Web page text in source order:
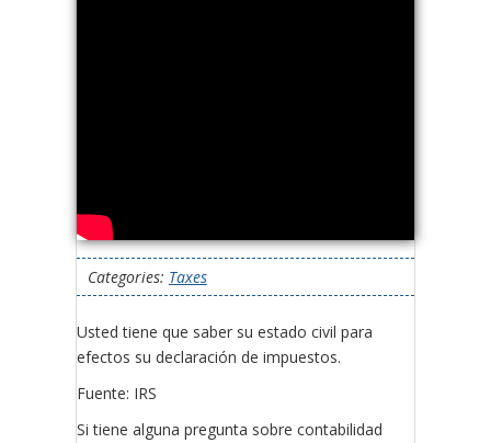
Categories: Taxes
Usted tiene que saber su estado civil para
efectos su declaración de impuestos.
Fuente: IRS
Si tiene alguna pregunta sobre contabilidad